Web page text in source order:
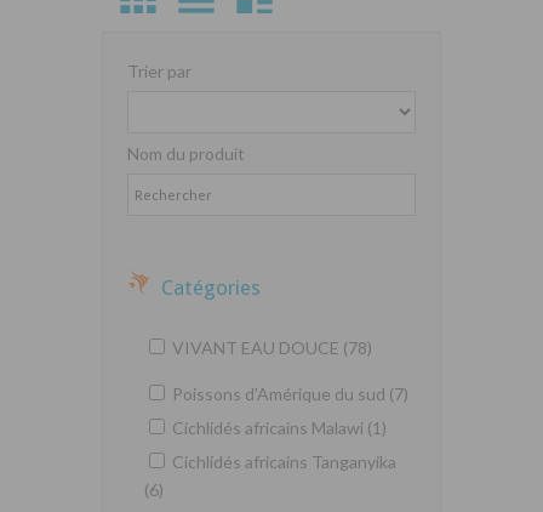
Trier par
Nom du produit
Catégories
VIVANT EAU DOUCE (78)
Poissons d'Amérique du sud (7)
Cichlidés africains Malawi (1)
Cichlidés africains Tanganyika
(6)